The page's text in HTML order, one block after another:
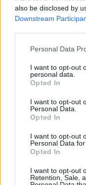
also be disclosed by
Downstream
Please note that this
not limited to your
grant or deny
use your data for
consent section.
Personal Data
I want to opt-out
personal data.
Opted In
I want to opt-out
Personal Data.
Opted In
I want to opt-out
Personal Data
Opted In
I want to opt-out
Retention, Sale,
Az atomerőmű
Duna vizét némileg
MAGYAR ÉPÍTŐK